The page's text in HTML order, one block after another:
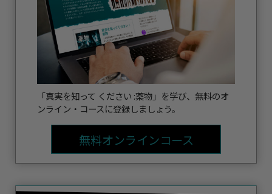
「真実を知って ください :薬物」を学び、無料のオ
ンライン・コースに登録しましょう。
無料オンラインコース